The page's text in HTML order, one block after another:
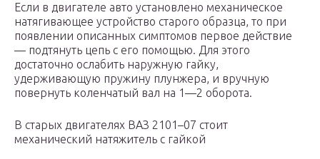
Если в двигателе авто установлено механическое
натягивающее устройство старого образца, то при
появлении описанных симптомов первое действие
— подтянуть цепь с его помощью. Для этого
достаточно ослабить наружную гайку,
удерживающую пружину плунжера, и вручную
повернуть коленчатый вал на 1—2 оборота.
В старых двигателях ВАЗ 2101–07 стоит
механический натяжитель с гайкой